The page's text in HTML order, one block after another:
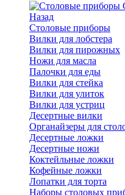
Назад
Cтоловые приборы
Вилки для лобстера
Вилки для пирожных
Ножи для масла
Палочки для еды
Вилки для стейка
Вилки для улиток
Вилки для устриц
Десертные вилки
Органайзеры для
Десертные ложки
Десертные ножи
Коктейльные ложки
Кофейные ложки
Лопатки для торта
Наборы столовых